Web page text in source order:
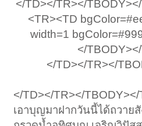
</TD></TR></
<TR><TD
width=1
</
</TD></TR></
</TD></TR></
เอาบุญมาฝากวันนี้ได้ถวาย